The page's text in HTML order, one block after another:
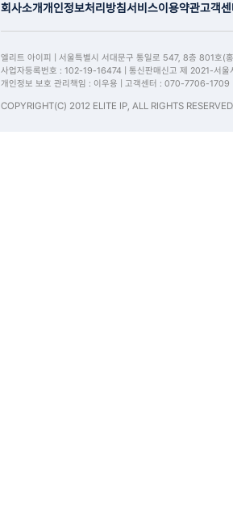
회사소개개인정보처리방침서비스이용약관고객
엘리트 아이피 | 서울특별시 서대문구 통일로 547, 8층 801호(
사업자등록번호 : 102-19-16474 | 통신판매신고 제 2021-서
개인정보 보호 관리책임 : 이우용 | 고객센터 : 070-7706-1709
COPYRIGHT(C) 2012 ELITE IP, ALL RIGHTS